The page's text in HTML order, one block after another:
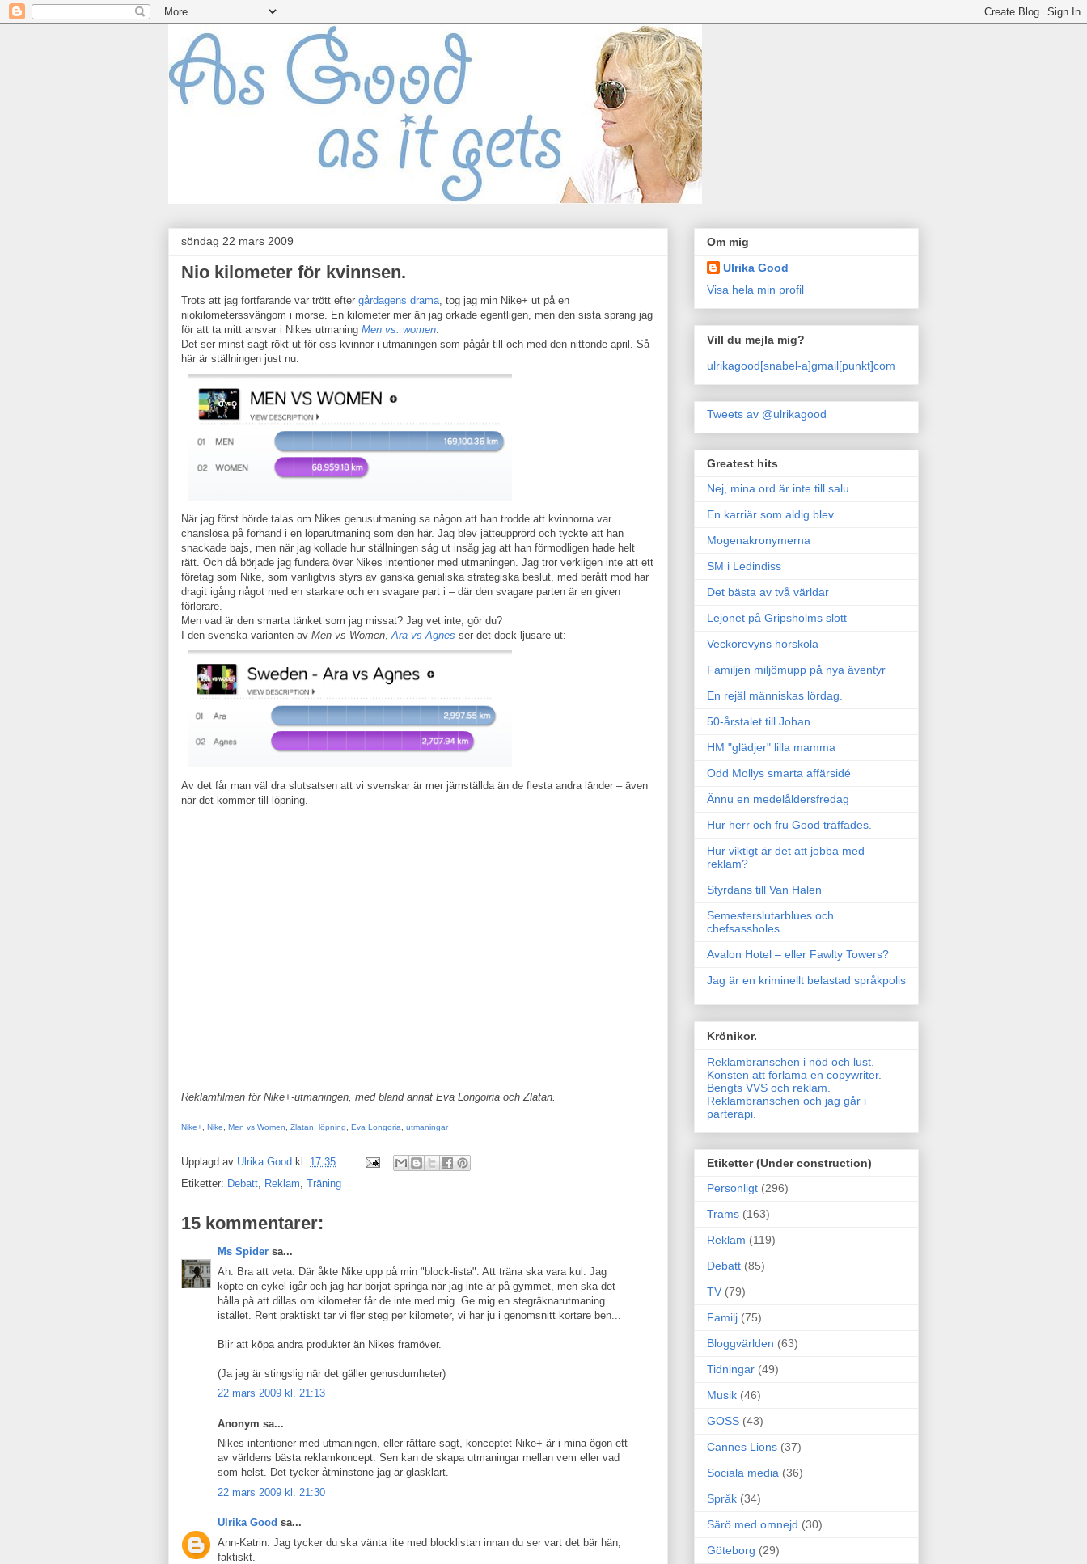
söndag 22 mars 2009
Nio kilometer för kvinnsen.
Trots att jag fortfarande var trött efter gårdagens drama, tog jag min Nike+ ut på en
niokilometerssvängom i morse. En kilometer mer än jag orkade egentligen, men den sista sprang jag
för att ta mitt ansvar i Nikes utmaning Men vs. women.
Det ser minst sagt rökt ut för oss kvinnor i utmaningen som pågår till och med den nittonde april. Så
här är ställningen just nu:
När jag först hörde talas om Nikes genusutmaning sa någon att han trodde att kvinnorna var
chanslösa på förhand i en löparutmaning som den här. Jag blev jätteupprörd och tyckte att han
snackade bajs, men när jag kollade hur ställningen såg ut insåg jag att han förmodligen hade helt
rätt. Och då började jag fundera över Nikes intentioner med utmaningen. Jag tror verkligen inte att ett
företag som Nike, som vanligtvis styrs av ganska genialiska strategiska beslut, med berått mod har
dragit igång något med en starkare och en svagare part i – där den svagare parten är en given
förlorare.
Men vad är den smarta tänket som jag missat? Jag vet inte, gör du?
I den svenska varianten av Men vs Women,Ara vs Agnes ser det dock ljusare ut:
Av det får man väl dra slutsatsen att vi svenskar är mer jämställda än de flesta andra länder – även
när det kommer till löpning.
Reklamfilmen för Nike+-utmaningen, med bland annat Eva Longoiria och Zlatan.
Nike+ Nike Men vs Women Zlatan löpning Eva Longoria utmaningar
Upplagd av Ulrika Good kl. 17:35
Etiketter: Debatt, Reklam, Träning
15 kommentarer:
Ms Spider sa...
Ah. Bra att veta. Där åkte Nike upp på min "block-lista". Att träna ska vara kul. Jag
köpte en cykel igår och jag har börjat springa när jag inte är på gymmet, men ska det
hålla på att dillas om kilometer får de inte med mig. Ge mig en stegräknarutmaning
istället. Rent praktiskt tar vi fler steg per kilometer, vi har ju i genomsnitt kortare ben...
Blir att köpa andra produkter än Nikes framöver.
(Ja jag är stingslig när det gäller genusdumheter)
22 mars 2009 kl. 21:13
Anonym sa...
Nikes intentioner med utmaningen, eller rättare sagt, konceptet Nike+ är i mina ögon ett
av världens bästa reklamkoncept. Sen kan de skapa utmaningar mellan vem eller vad
som helst. Det tycker åtminstone jag är glasklart.
22 mars 2009 kl. 21:30
Ulrika Good sa...
Ann-Katrin: Jag tycker du ska vänta lite med blocklistan innan du ser vart det bär hän,
faktiskt.
Om mig
Ulrika Good
Visa hela min profil
Vill du mejla mig?
ulrikagood[snabel-a]gmail[punkt]com
Tweets av @ulrikagood
Greatest hits
Nej, mina ord är inte till salu.
En karriär som aldig blev.
Mogenakronymerna
SM i Ledindiss
Det bästa av två världar
Lejonet på Gripsholms slott
Veckorevyns horskola
Familjen miljömupp på nya äventyr
En rejäl människas lördag.
50-årstalet till Johan
HM "glädjer" lilla mamma
Odd Mollys smarta affärsidé
Ännu en medelåldersfredag
Hur herr och fru Good träffades.
Hur viktigt är det att jobba med
reklam?
Styrdans till Van Halen
Semesterslutarblues och
chefsassholes
Avalon Hotel – eller Fawlty Towers?
Jag är en kriminellt belastad språkpolis
Krönikor.
Reklambranschen i nöd och lust.
Konsten att förlama en copywriter.
Bengts VVS och reklam.
Reklambranschen och jag går i
parterapi.
Etiketter (Under construction)
Personligt (296)
Trams (163)
Reklam (119)
Debatt (85)
TV (79)
Familj (75)
Bloggvärlden (63)
Tidningar (49)
Musik (46)
GOSS (43)
Cannes Lions (37)
Sociala media (36)
Språk (34)
Särö med omnejd (30)
Göteborg (29)